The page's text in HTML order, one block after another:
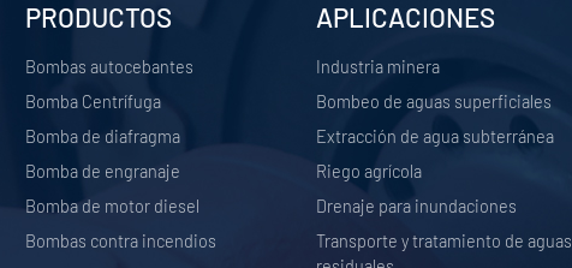
PRODUCTOS
Bombas autocebantes
Bomba Centrífuga
Bomba de diafragma
Bomba de engranaje
Bomba de motor diesel
Bombas contra incendios
APLICACIONES
Industria minera
Bombeo de aguas superficiales
Extracción de agua subterránea
Riego agrícola
Drenaje para inundaciones
Transporte y tratamiento de aguas